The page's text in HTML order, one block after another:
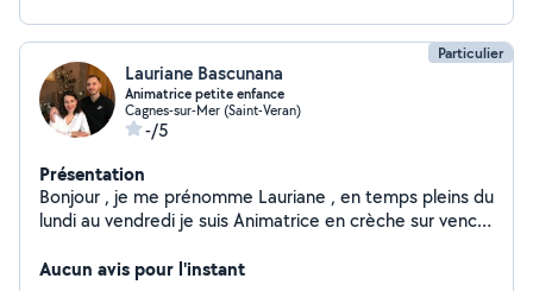
Particulier
Lauriane Bascunana
Animatrice petite enfance
Cagnes-sur-Mer (Saint-Veran)
-/5
Présentation
Bonjour , je me prénomme Lauriane , en temps pleins du
lundi au vendredi je suis Animatrice en crèche sur vence
passionné de la photographie , après je touche un peux
Aucun avis pour l'instant